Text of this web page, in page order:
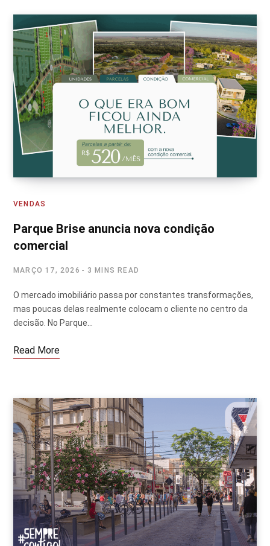
VENDAS
Parque Brise anuncia nova condição
comercial
MARÇO 17, 2026 3 MINS READ
O mercado imobiliário passa por constantes transformações,
mas poucas delas realmente colocam o cliente no centro da
decisão. No Parque…
Read More